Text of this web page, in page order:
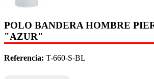
POLO BANDERA HOMBRE
"AZUR"
Referencia: T-660-S-BL